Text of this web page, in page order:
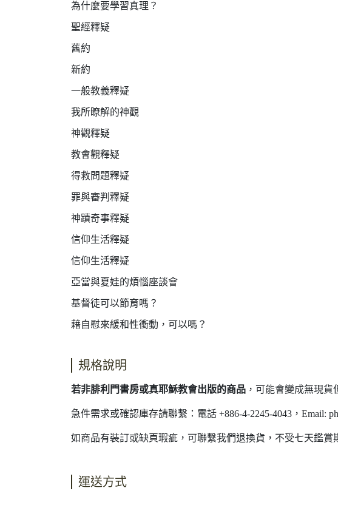
為什麼要學習真理？
聖經釋疑
舊約
新約
一般教義釋疑
我所瞭解的神觀
神觀釋疑
教會觀釋疑
得救問題釋疑
罪與審判釋疑
神蹟奇事釋疑
信仰生活釋疑
信仰生活釋疑
亞當與夏娃的煩惱座談會
基督徒可以節育嗎？
藉自慰來緩和性衝動，可以嗎？
規格說明
若非腓利門書房或真耶穌教會出版的商品 ，可能會變成無現
急件需求或確認庫存請聯繫：電話 +886-4-2245-4043，Email:
如商品有裝訂或缺頁瑕疵，可聯繫我們退換貨，不受七天鑑賞
運送方式